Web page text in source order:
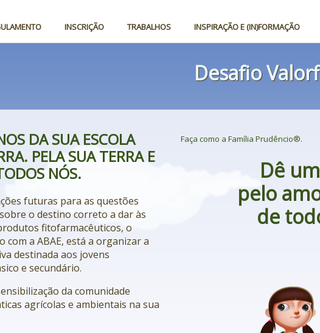
INSCRIÇÃO TRABALHOS INSPIRAÇÃO E (IN)FORMAÇÃO
Desafio
DA SUA ESCOLA
PELA SUA TERRA E
NÓS.
futuras para as questões
o destino correto a dar às
fitofarmacêuticos, o
com a ABAE, está a organizar a
destinada aos jovens
e secundário.
da comunidade
agrícolas e ambientais na sua
Faça como a Família Prudêncio®.
Dê
pelo
de